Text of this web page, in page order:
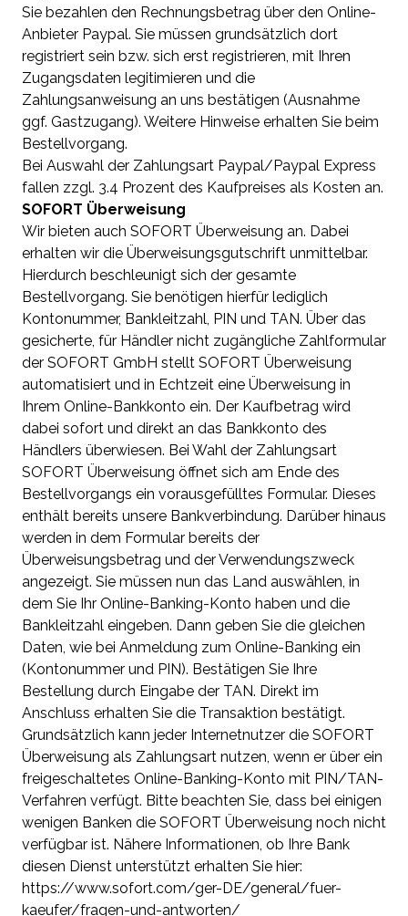
Sie bezahlen den Rechnungsbetrag über den Online-
Anbieter Paypal. Sie müssen grundsätzlich dort
registriert sein bzw. sich erst registrieren, mit Ihren
Zugangsdaten legitimieren und die
Zahlungsanweisung an uns bestätigen (Ausnahme
ggf. Gastzugang). Weitere Hinweise erhalten Sie beim
Bestellvorgang.
Bei Auswahl der Zahlungsart Paypal/Paypal Express
fallen zzgl. 3.4 Prozent des Kaufpreises als Kosten an.
SOFORT Überweisung
Wir bieten auch SOFORT Überweisung an. Dabei
erhalten wir die Überweisungsgutschrift unmittelbar.
Hierdurch beschleunigt sich der gesamte
Bestellvorgang. Sie benötigen hierfür lediglich
Kontonummer, Bankleitzahl, PIN und TAN. Über das
gesicherte, für Händler nicht zugängliche Zahlformular
der SOFORT GmbH stellt SOFORT Überweisung
automatisiert und in Echtzeit eine Überweisung in
Ihrem Online-Bankkonto ein. Der Kaufbetrag wird
dabei sofort und direkt an das Bankkonto des
Händlers überwiesen. Bei Wahl der Zahlungsart
SOFORT Überweisung öffnet sich am Ende des
Bestellvorgangs ein vorausgefülltes Formular. Dieses
enthält bereits unsere Bankverbindung. Darüber hinaus
werden in dem Formular bereits der
Überweisungsbetrag und der Verwendungszweck
angezeigt. Sie müssen nun das Land auswählen, in
dem Sie Ihr Online-Banking-Konto haben und die
Bankleitzahl eingeben. Dann geben Sie die gleichen
Daten, wie bei Anmeldung zum Online-Banking ein
(Kontonummer und PIN). Bestätigen Sie Ihre
Bestellung durch Eingabe der TAN. Direkt im
Anschluss erhalten Sie die Transaktion bestätigt.
Grundsätzlich kann jeder Internetnutzer die SOFORT
Überweisung als Zahlungsart nutzen, wenn er über ein
freigeschaltetes Online-Banking-Konto mit PIN/TAN-
Verfahren verfügt. Bitte beachten Sie, dass bei einigen
wenigen Banken die SOFORT Überweisung noch nicht
verfügbar ist. Nähere Informationen, ob Ihre Bank
diesen Dienst unterstützt erhalten Sie hier:
https://www.sofort.com/ger-DE/general/fuer-
kaeufer/fragen-und-antworten/